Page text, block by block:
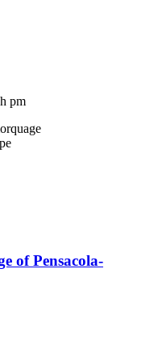
pm
of Pensacola-